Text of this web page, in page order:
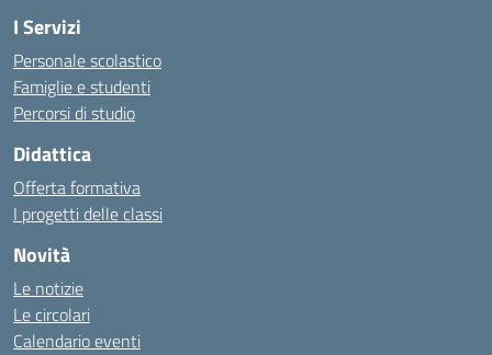
I Servizi
Personale scolastico
Famiglie e studenti
Percorsi di studio
Didattica
Offerta formativa
I progetti delle classi
Novità
Le notizie
Le circolari
Calendario eventi